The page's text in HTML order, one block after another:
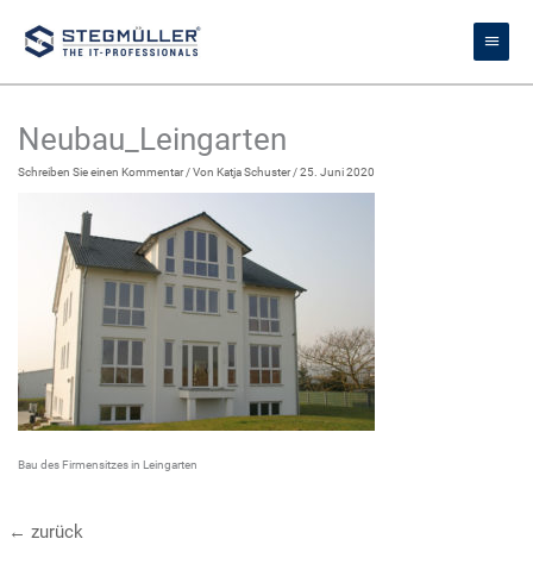
Inhalt
springen
Neubau_Leingarten
Schreiben Sie einen Kommentar / VonKatja Schuster/25. Juni 2020
Bau des Firmensitzes in Leingarten
← zurück